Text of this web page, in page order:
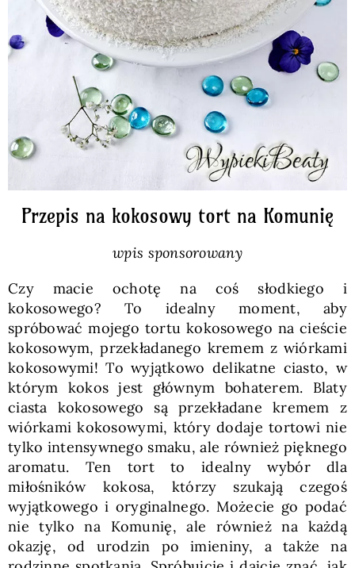
SKLEP
Polski
Przepis na kokosowy tort na Komunię
wpis sponsorowany
Czy macie ochotę na coś słodkiego i
kokosowego? To idealny moment, aby
spróbować mojego tortu kokosowego na cieście
kokosowym, przekładanego kremem z wiórkami
kokosowymi! To wyjątkowo delikatne ciasto, w
którym kokos jest głównym bohaterem. Blaty
ciasta kokosowego są przekładane kremem z
wiórkami kokosowymi, który dodaje tortowi nie
tylko intensywnego smaku, ale również pięknego
aromatu. Ten tort to idealny wybór dla
miłośników kokosa, którzy szukają czegoś
wyjątkowego i oryginalnego. Możecie go podać
nie tylko na Komunię, ale również na każdą
okazję, od urodzin po imieniny, a także na